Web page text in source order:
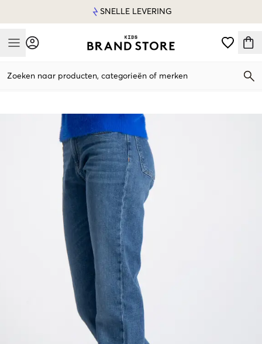
SNELLE LEVERING
Mobile Menu
Zoeken naar producten, categorieën of merken